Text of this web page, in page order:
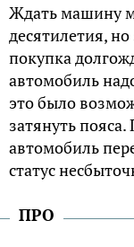
Ждать машину
десятилетия,
покупка
автомобиль
это было
затянуть
автомобиль
статус
ПРО